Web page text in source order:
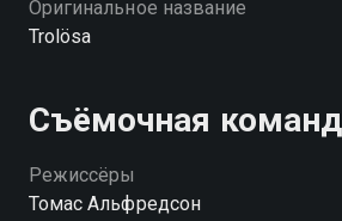
Оригинальное название
Trolösa
Съёмочная
Режиссёры
Томас Альфредсон